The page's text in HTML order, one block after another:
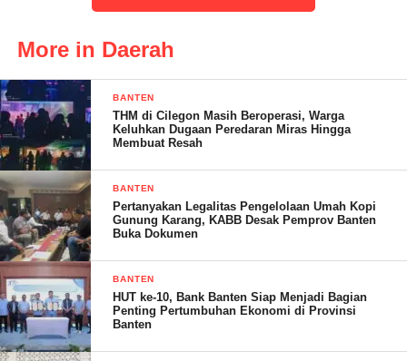
Direktur CV Menara Biru Resources ( MBR ) tertanggal 8
Bersifat Penting karena berkaitan dengan Penyelesaian
permasalahan hak atas tanah pada CV MBR Point’ penting Surat
DESDM Provinsi Banten yaitu sebagai berikut :
1. Menindaklanjuti hasil klarifikasi CV MBR tentang
permasalahan penguasaan lahan warga desa Cibitung dan desa
Lebak kecamatan Munjul kabupaten Pandeglang Banten
disimpulkan bahwa
2. CV MBR belum atau melakukan penguasaan atas lahan
tersebut diatas baik secara jual beli
Maupun kerjasama/ kesepakatan kepada pemilik lahan
3. CV MBR tidak melakukan upaya-upaya menjaga kondusifitas
di lingkungan tambang dengan tidak menjalin komunikasi yang
More in Daerah
BANTEN
THM di Cilegon Masih Beroperasi, Warga
Keluhkan Dugaan Peredaran Miras Hingga
Membuat Resah
BANTEN
Pertanyakan Legalitas Pengelolaan Umah Kopi
Gunung Karang, KABB Desak Pemprov Banten
Buka Dokumen
BANTEN
HUT ke-10, Bank Banten Siap Menjadi Bagian
Penting Pertumbuhan Ekonomi di Provinsi
Banten